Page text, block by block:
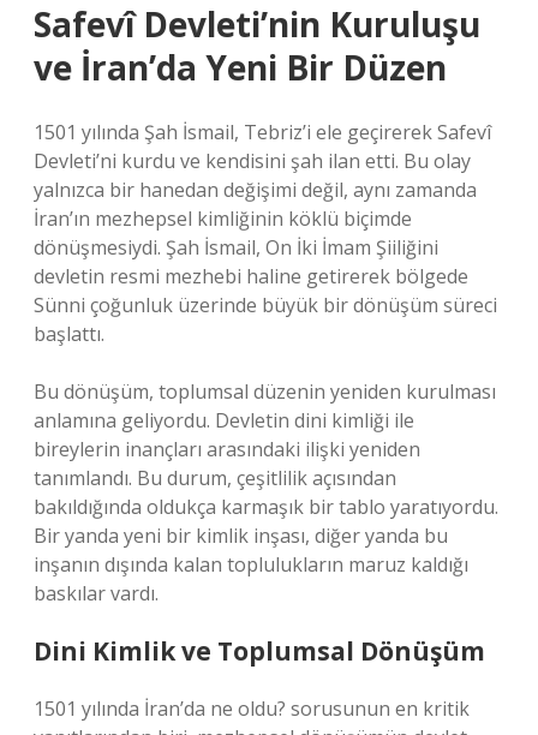
Safevî Devleti’nin Kuruluşu
ve İran’da Yeni Bir Düzen
1501 yılında Şah İsmail, Tebriz’i ele geçirerek Safevî
Devleti’ni kurdu ve kendisini şah ilan etti. Bu olay
yalnızca bir hanedan değişimi değil, aynı zamanda
İran’ın mezhepsel kimliğinin köklü biçimde
dönüşmesiydi. Şah İsmail, On İki İmam Şiiliğini
devletin resmi mezhebi haline getirerek bölgede
Sünni çoğunluk üzerinde büyük bir dönüşüm süreci
başlattı.
Bu dönüşüm, toplumsal düzenin yeniden kurulması
anlamına geliyordu. Devletin dini kimliği ile
bireylerin inançları arasındaki ilişki yeniden
tanımlandı. Bu durum, çeşitlilik açısından
bakıldığında oldukça karmaşık bir tablo yaratıyordu.
Bir yanda yeni bir kimlik inşası, diğer yanda bu
inşanın dışında kalan toplulukların maruz kaldığı
baskılar vardı.
Dini Kimlik ve Toplumsal Dönüşüm
1501 yılında İran’da ne oldu? sorusunun en kritik